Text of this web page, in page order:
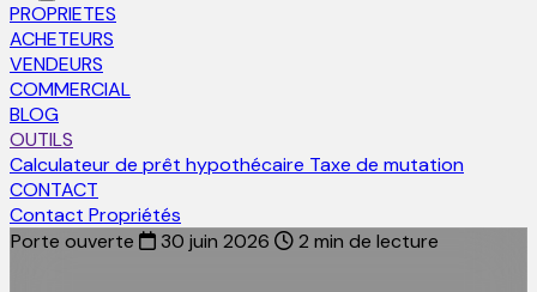
PROPRIETES
ACHETEURS
VENDEURS
COMMERCIAL
BLOG
OUTILS
Calculateur de prêt hypothécaire Taxe de mutation
CONTACT
Contact Propriétés
Porte ouverte
30 juin 2026 2 min de lecture